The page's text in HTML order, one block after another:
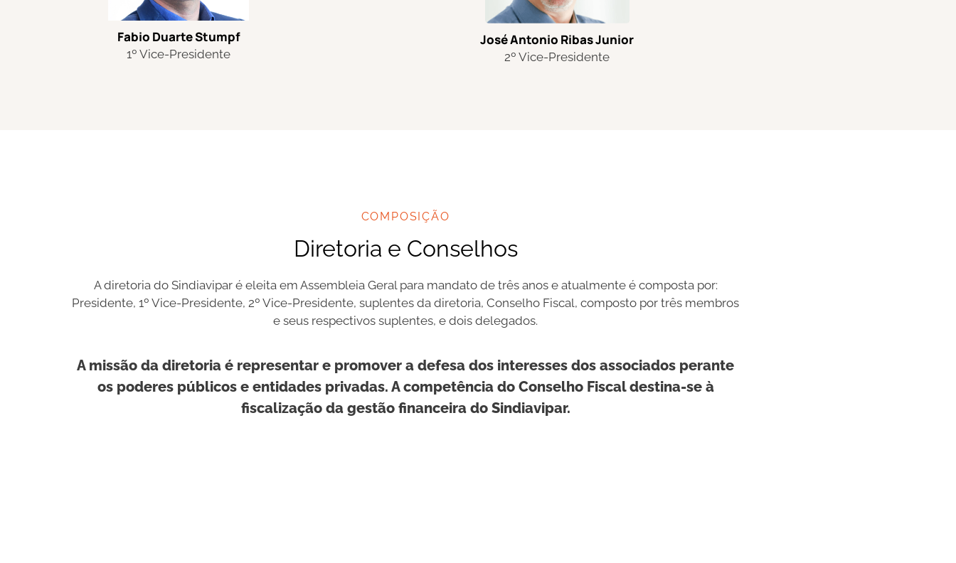
Fabio Duarte Stumpf
1º Vice-Presidente
José Antonio Ribas Junior
2º Vice-Presidente
COMPOSIÇÃO
Diretoria e Conselhos
A diretoria do Sindiavipar é eleita em Assembleia Geral para mandato de três anos e atualmente é composta por:
Presidente, 1º Vice-Presidente, 2º Vice-Presidente, suplentes da diretoria, Conselho Fiscal, composto por três membros
e seus respectivos suplentes, e dois delegados.
A missão da diretoria é representar e promover a defesa dos interesses dos associados perante
os poderes públicos e entidades privadas. A competência do Conselho Fiscal destina-se à
fiscalização da gestão financeira do Sindiavipar.